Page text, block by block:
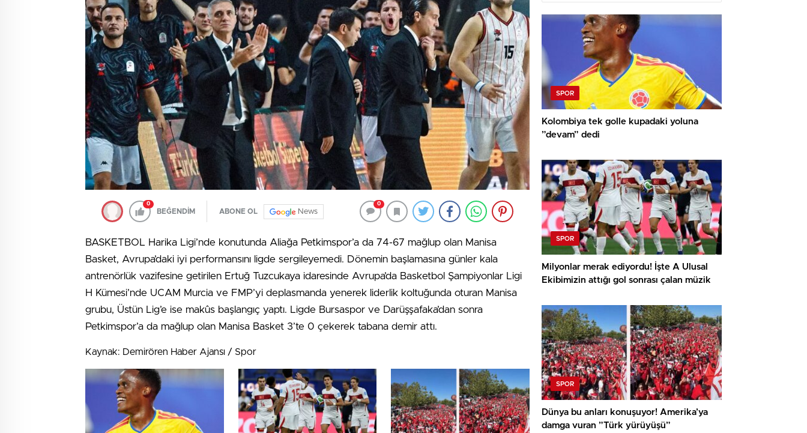
0
BEĞENDİM ABONE OL News
0
BASKETBOL Harika Ligi’nde konutunda Aliağa Petkimspor’a da 74-67 mağlup olan Manisa
Basket, Avrupa’daki iyi performansını ligde sergileyemedi. Dönemin başlamasına günler kala
antrenörlük vazifesine getirilen Ertuğ Tuzcukaya idaresinde Avrupa’da Basketbol Şampiyonlar Ligi
H Kümesi’nde UCAM Murcia ve FMP’yi deplasmanda yenerek liderlik koltuğunda oturan Manisa
grubu, Üstün Lig’e ise makûs başlangıç yaptı. Ligde Bursaspor ve Darüşşafaka’dan sonra
Petkimspor’a da mağlup olan Manisa Basket 3’te 0 çekerek tabana demir attı.
Kaynak: Demirören Haber Ajansı / Spor
SPOR
Kolombiya tek golle kupadaki yoluna
”devam” dedi
SPOR
Milyonlar merak ediyordu! İşte A Ulusal
Ekibimizin attığı gol sonrası çalan müzik
SPOR
Dünya bu anları konuşuyor! Amerika’ya
damga vuran ”Türk yürüyüşü”